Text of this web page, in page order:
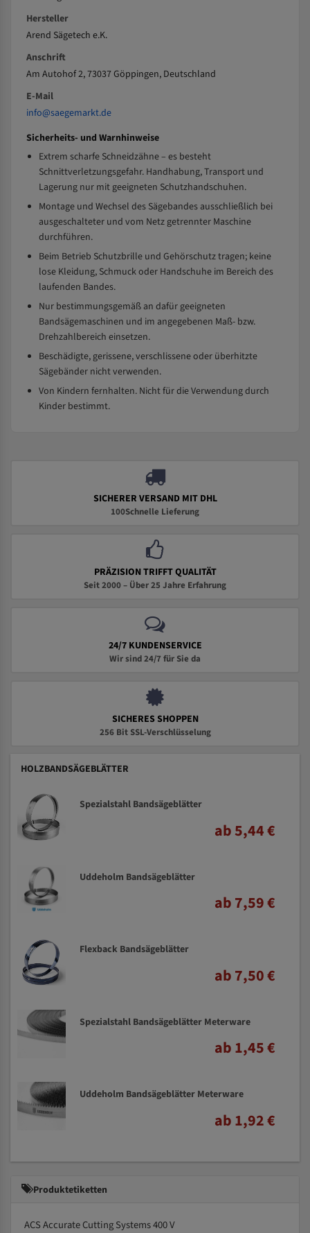
Hersteller
Arend Sägetech e.K.
Anschrift
Am Autohof 2, 73037 Göppingen, Deutschland
E-Mail
info@saegemarkt.de
Sicherheits- und Warnhinweise
Extrem scharfe Schneidzähne – es besteht
Schnittverletzungsgefahr. Handhabung, Transport und
Lagerung nur mit geeigneten Schutzhandschuhen.
Montage und Wechsel des Sägebandes ausschließlich bei
ausgeschalteter und vom Netz getrennter Maschine
durchführen.
Beim Betrieb Schutzbrille und Gehörschutz tragen; keine
lose Kleidung, Schmuck oder Handschuhe im Bereich des
laufenden Bandes.
Nur bestimmungsgemäß an dafür geeigneten
Bandsägemaschinen und im angegebenen Maß- bzw.
Drehzahlbereich einsetzen.
Beschädigte, gerissene, verschlissene oder überhitzte
Sägebänder nicht verwenden.
Von Kindern fernhalten. Nicht für die Verwendung durch
Kinder bestimmt.
SICHERER VERSAND MIT DHL
100Schnelle Lieferung
PRÄZISION TRIFFT QUALITÄT
Seit 2000 – Über 25 Jahre Erfahrung
24/7 KUNDENSERVICE
Wir sind 24/7 für Sie da
SICHERES SHOPPEN
256 Bit SSL-Verschlüsselung
HOLZBANDSÄGEBLÄTTER
Spezialstahl Bandsägeblätter
ab 5,44 €
Uddeholm Bandsägeblätter
ab 7,59 €
Flexback Bandsägeblätter
ab 7,50 €
Spezialstahl Bandsägeblätter Meterware
ab 1,45 €
Uddeholm Bandsägeblätter Meterware
ab 1,92 €
Produktetiketten
ACS Accurate Cutting Systems 400 V